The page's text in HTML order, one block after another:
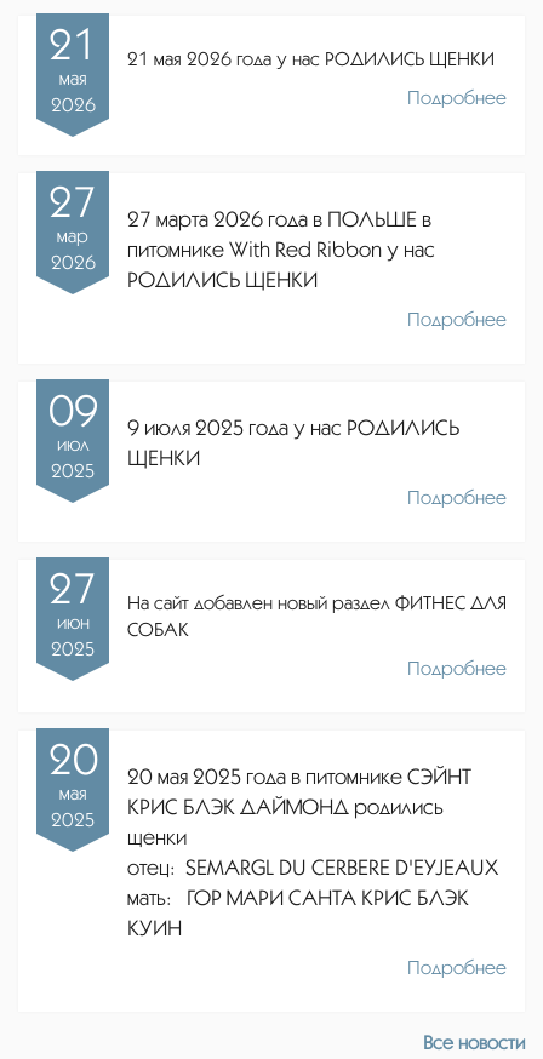
21
мая
2026
21 мая 2026 года у нас РОДИЛИСЬ ЩЕНКИ
Подробнее
27
мар
2026
27 марта 2026 года в ПОЛЬШЕ в
питомнике With Red Ribbon у нас
РОДИЛИСЬ ЩЕНКИ
Подробнее
09
июл
2025
9 июля 2025 года у нас РОДИЛИСЬ
ЩЕНКИ
Подробнее
27
июн
2025
На сайт добавлен новый раздел ФИТНЕС ДЛЯ
СОБАК
Подробнее
20
мая
2025
20 мая 2025 года в питомнике СЭЙНТ
КРИС БЛЭК ДАЙМОНД родились
щенки
отец: SEMARGL DU CERBERE D'EYJEAUX
мать: ГОР МАРИ САНТА КРИС БЛЭК
КУИН
Подробнее
Все новости